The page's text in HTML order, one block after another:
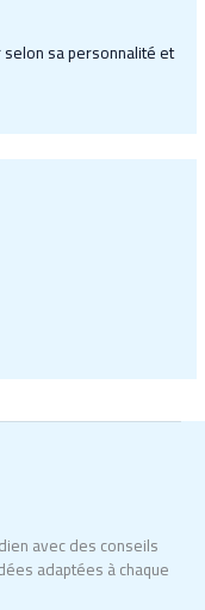
sa personnalité et
avec des conseils
adaptées à chaque